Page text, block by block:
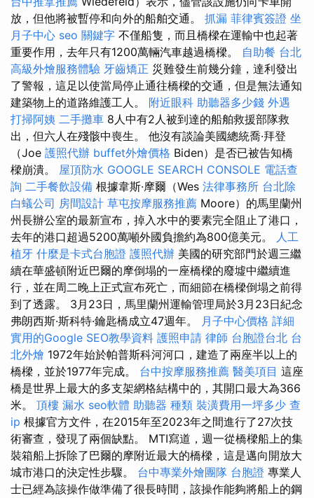
放，但他將被暫停和向外的船舶交通。 抓漏 菲律賓簽證 坐
月子中心 seo 關鍵字 不僅船隻，而且橋樑在運輸中也起著
重要作用，去年只有1200萬輛汽車越過橋樑。 自助餐 台北
高級外燴服務體驗 牙齒矯正 災難發生前幾分鐘，達利發出
了警報，這足以使當局停止通往橋樑的交通，但是無法通知
建築物上的道路維護工人。 附近眼科 助聽器多少錢 外遇
打掃阿姨 二手攤車 8人中有2人被到達的船舶救援部隊救
出，但六人在殘骸中喪生。 他沒有談論美國總統喬·拜登
（Joe 護照代辦 buffet外燴價格 Biden）是否已被告知橋
樑崩潰。 屋頂防水 GOOGLE SEARCH CONSOLE 電話查
詢 二手餐飲設備 根據韋斯·摩爾（Wes 法律事務所 台北除
白蟻公司 房間設計 草屯按摩服務推薦 Moore）的馬里蘭州
州長辦公室的最新宣布，掉入水中的要素完全阻止了港口，
去年的港口超過5200萬噸外國負擔約為800億美元。 人工
植牙 什麼是卡式台胞證 護照代辦 美國的研究部門於週三繼
續在華盛頓附近巴爾的摩倒塌的一座橋樑的廢墟中繼續進
行，並在周二晚上正式宣布死亡，而細節在橋樑倒塌之前得
到了透露。 3月23日，馬里蘭州運輸管理局於3月23日紀念
弗朗西斯·斯科特·鑰匙橋成立47週年。 月子中心價格 詳細
實用的Google SEO教學資料 護照申請 律師 台胞證台北 台
北外燴 1972年始於帕普斯科河河口，建造了兩座半以上的
橋樑，並於1977年完成。 台中按摩服務推薦 醫美項目 這座
橋是世界上最大的多支架網格結構中的，其開口最大為366
米。 頂樓 漏水 seo軟體 助聽器 種類 裝潢費用一坪多少 查
ip 根據官方文件，在2015年至2023年之間進行了27次技
術審查，發現了兩個缺點。 MTI寫道，週一從橋樑船上的集
裝箱船上拆除了巴爾的摩附近最大的橋樑，這是邁向開放大
城市港口的決定性步驟。 台中專業外燴團隊 台胞證 專業人
士已經為該操作做準備了很長時間，該操作能夠將船上的鋼